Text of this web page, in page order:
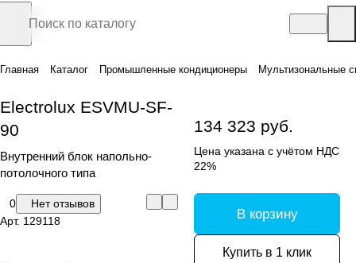
Главная Каталог Промышленные кондиционеры Мультизональные
Electrolux ESVMU-SF-
90
Внутренний блок напольно-
потолочного типа
0
Нет отзывов
Арт. 129118
134 323 руб.
Цена указана с учётом НДС
22%
В корзину
Купить в 1 клик